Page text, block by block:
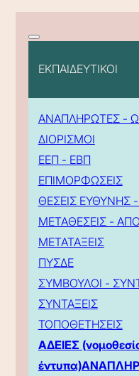
ΕΚΠΑΙΔΕΥΤΙΚΟΙ
ΑΝΑΠΛΗΡΩΤΕΣ -
ΔΙΟΡΙΣΜΟΙ
ΕΕΠ - ΕΒΠ
ΕΠΙΜΟΡΦΩΣΕΙΣ
ΘΕΣΕΙΣ ΕΥΘΥΝΗΣ
ΜΕΤΑΘΕΣΕΙΣ -
ΜΕΤΑΤΑΞΕΙΣ
ΠΥΣΔΕ
ΣΥΜΒΟΥΛΟΙ -
ΣΥΝΤΑΞΕΙΣ
ΤΟΠΟΘΕΤΗΣΕΙΣ
ΑΔΕΙΕΣ
έντυπα)